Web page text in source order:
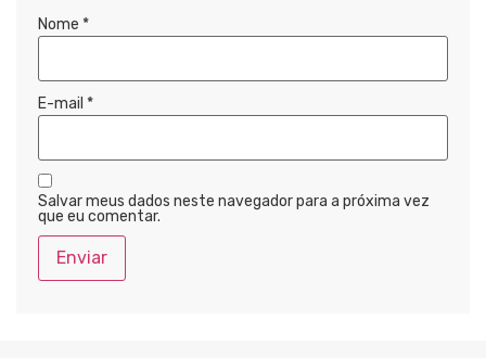
Nome *
E-mail *
Salvar meus dados neste navegador para a próxima vez
que eu comentar.